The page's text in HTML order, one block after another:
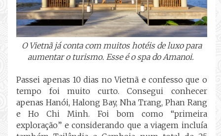
O Vietnã já conta com muitos hotéis de luxo para
aumentar o turismo. Esse é o spa do Amanoi.
Passei apenas 10 dias no Vietnã e confesso que o
tempo foi muito curto. Consegui conhecer
apenas Hanói, Halong Bay, Nha Trang, Phan Rang
e Ho Chi Minh. Foi bom como “primeira
exploração” e considerando que a viagem incluía